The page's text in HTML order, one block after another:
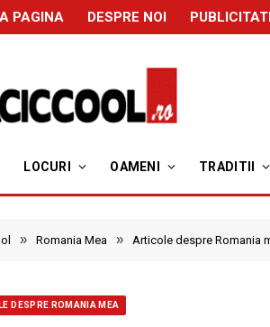
PAGINA DESPRE NOI
LOCURI OAMENI TRADITII
» Romania Mea » Articole despre Romania
DESPRE ROMANIA MEA